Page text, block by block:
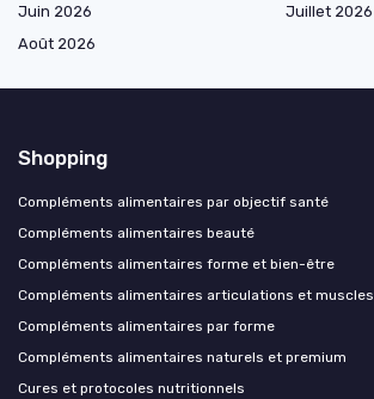
Juin 2026
Juillet 2026
Août 2026
Shopping
Compléments alimentaires par objectif santé
Compléments alimentaires beauté
Compléments alimentaires forme et bien-être
Compléments alimentaires articulations et muscles
Compléments alimentaires par forme
Compléments alimentaires naturels et premium
Cures et protocoles nutritionnels